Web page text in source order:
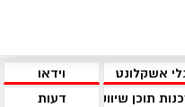
אשקלונט
וידאו
תוכן שיווקי
דעות